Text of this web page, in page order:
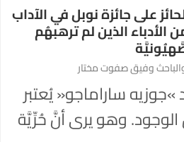
على جائزة نوبل في الآداب
الأدباء الذين لم ترهبهُم
وفيق صفوت مختار
ساراماجو« يُعتبر
وهو يرى أنَّ حُرِّيَّة